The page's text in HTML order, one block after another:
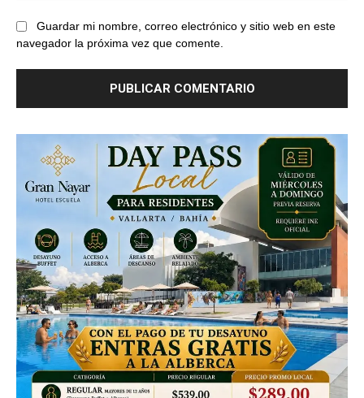
Guardar mi nombre, correo electrónico y sitio web en este
navegador la próxima vez que comente.